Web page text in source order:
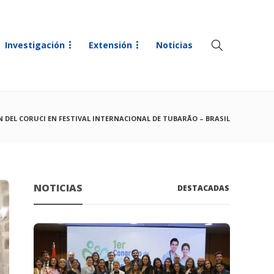
Investigación Extensión Noticias
DEL CORUCI EN FESTIVAL INTERNACIONAL DE TUBARÃO – BRASIL
NOTICIAS DESTACADAS